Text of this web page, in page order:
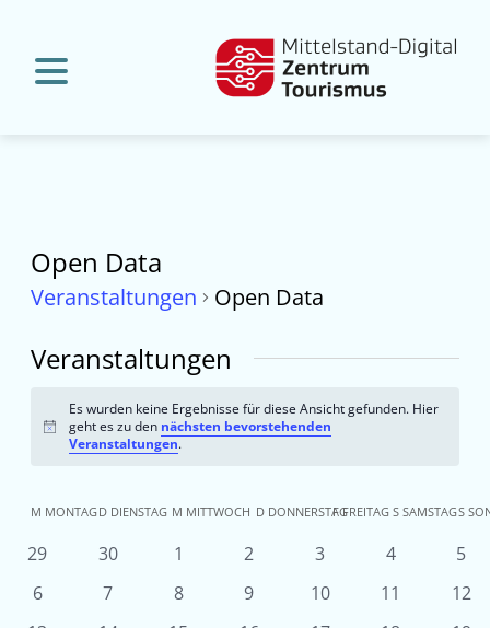
Open Data
Veranstaltungen Open Data
Veranstaltungen
Hinweis
Es wurden keine Ergebnisse für diese Ansicht gefunden. Hier
geht es zu den nächsten bevorstehenden
Veranstaltungen.
Kalender
von
Veranstaltungen
M MONTAGD DIENSTAG M MITTWOCH D DONNERSTAG
FFREITAG SSAMSTAGS
0
29
0
30
0
1
0
2
0
3
0
4
0
5
0
6
0
7
0
8
0
9
0
10
0
11
0
12